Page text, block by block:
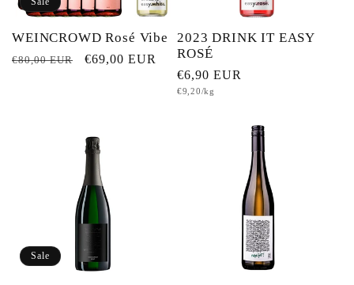
WEINCROWD Rosé Vibe
Normaler
€80,00 EUR Verkaufspreis
€69,00 EUR
2023 DRINK IT EASY
ROSÉ
Normaler
Preis
€6,90 EUR
Grundpreis
€9,20/kg
Sale